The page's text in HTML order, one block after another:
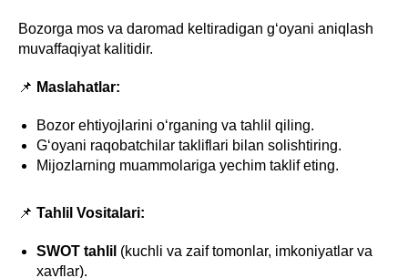
Bozorga mos va daromad keltiradigan g‘oyani aniqlash
muvaffaqiyat kalitidir.
📌 Maslahatlar:
Bozor ehtiyojlarini o‘rganing va tahlil qiling.
G‘oyani raqobatchilar takliflari bilan solishtiring.
Mijozlarning muammolariga yechim taklif eting.
📌 Tahlil Vositalari:
SWOT tahlil (kuchli va zaif tomonlar, imkoniyatlar va
xavflar).